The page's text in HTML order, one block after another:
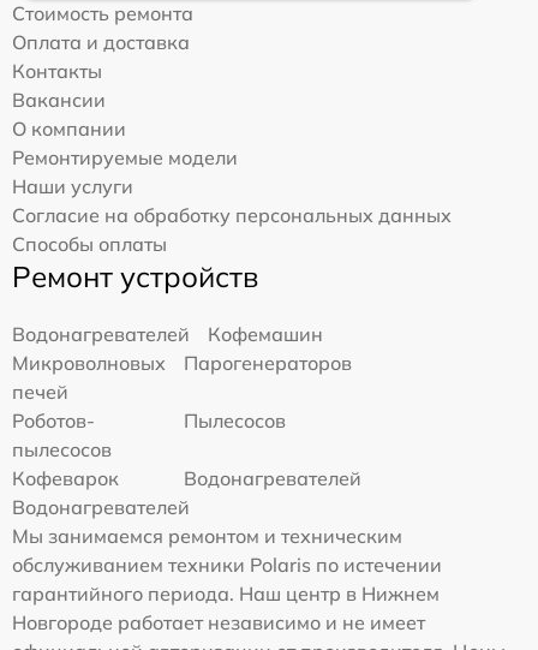
Стоимость ремонта
Оплата и доставка
Контакты
Вакансии
О компании
Ремонтируемые модели
Наши услуги
Согласие на обработку персональных данных
Способы оплаты
Ремонт устройств
Водонагревателей
Кофемашин
Микроволновых
печей
Парогенераторов
Роботов-
пылесосов
Пылесосов
Кофеварок
Водонагревателей
Водонагревателей
Мы занимаемся ремонтом и техническим
обслуживанием техники Polaris по истечении
гарантийного периода. Наш центр в Нижнем
Новгороде работает независимо и не имеет